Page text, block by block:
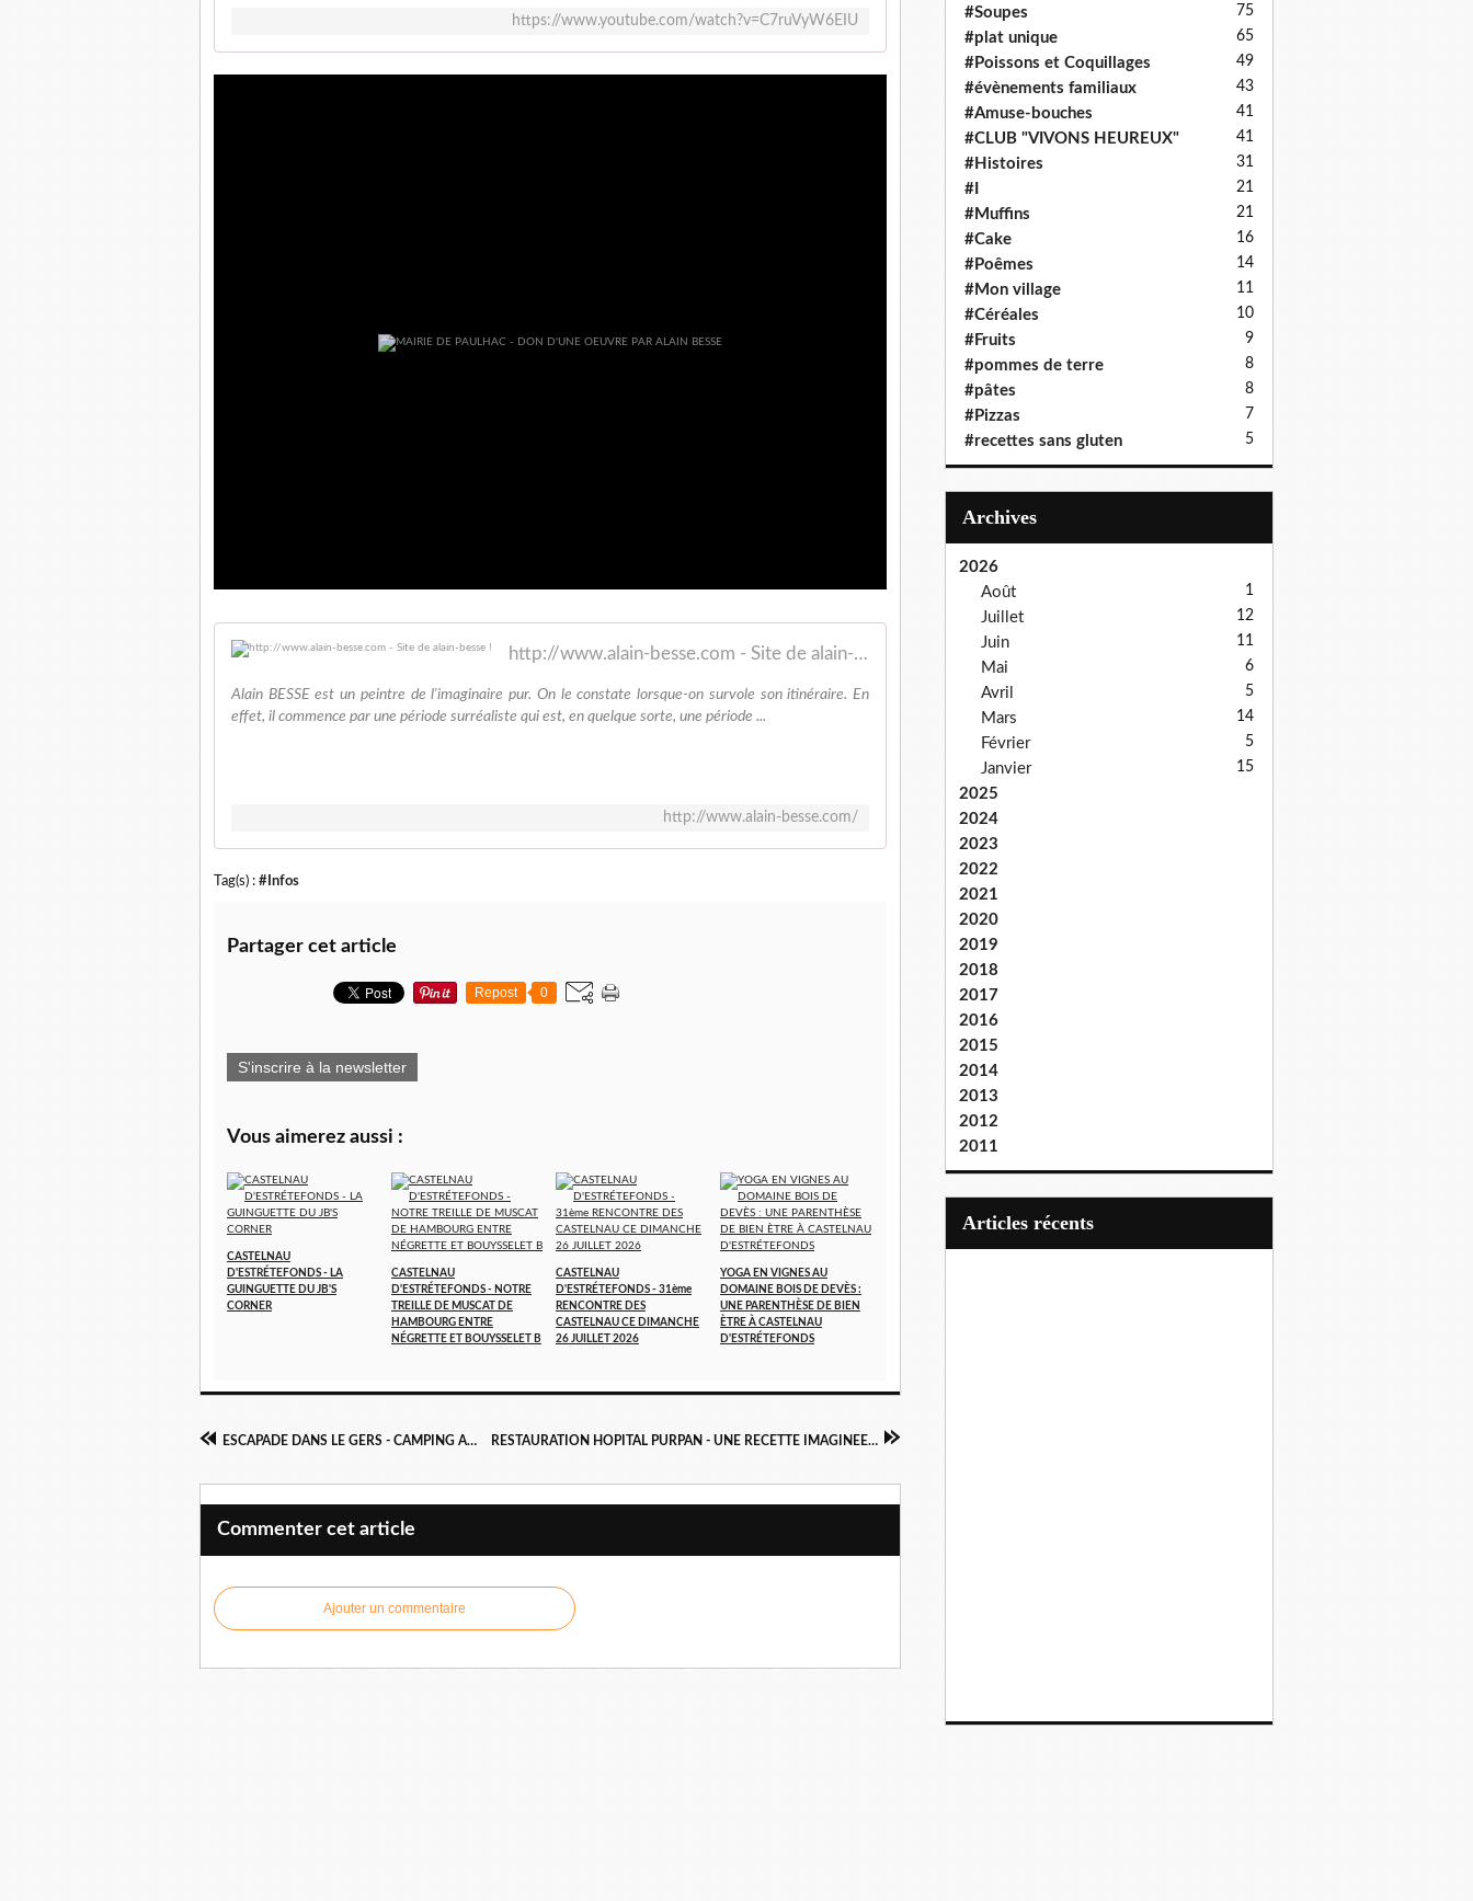
https://www.youtube.com/watch?v=C7ruVyW6EIU
http://www.alain-besse.com - Site de alain-besse !
Alain BESSE est un peintre de l'imaginaire pur. On le constate lorsque-on survole son itinéraire. En
effet, il commence par une période surréaliste qui est, en quelque sorte, une période ...
http://www.alain-besse.com/
Tag(s) : #Infos
Partager cet article
Repost 0
S'inscrire à la newsletter
Vous aimerez aussi :
CASTELNAU
D'ESTRÉTEFONDS - LA
GUINGUETTE DU JB'S
CORNER
CASTELNAU
D'ESTRÉTEFONDS - NOTRE
TREILLE DE MUSCAT DE
HAMBOURG ENTRE
NÉGRETTE ET BOUYSSELET B
CASTELNAU
D'ESTRÉTEFONDS - 31ème
RENCONTRE DES
CASTELNAU CE DIMANCHE
26 JUILLET 2026
YOGA EN VIGNES AU
DOMAINE BOIS DE DEVÈS :
UNE PARENTHÈSE DE BIEN
ÈTRE À CASTELNAU
D'ESTRÉTEFONDS
ESCAPADE DANS LE GERS - CAMPING A LA FERME DE BORDENEUVE RESTAURATION HOPITAL PURPAN - UNE RECETTE IMAGINEE PAR UN CHEF 2 ETOILES BERNARD BACH
Commenter cet article
Ajouter un commentaire
#Soupes 75
#plat unique 65
#Poissons et Coquillages 49
#évènements familiaux 43
#Amuse-bouches 41
#CLUB "VIVONS HEUREUX" 41
#Histoires 31
#I 21
#Muffins 21
#Cake 16
#Poêmes 14
#Mon village 11
#Céréales 10
#Fruits 9
#pommes de terre 8
#pâtes 8
#Pizzas 7
#recettes sans gluten 5
Archives
2026
Août
1
Juillet 12
Juin 11
Mai 6
Avril 5
Mars 14
Février 5
Janvier 15
2025
2024
2023
2022
2021
2020
2019
2018
2017
2016
2015
2014
2013
2012
2011
articles récents